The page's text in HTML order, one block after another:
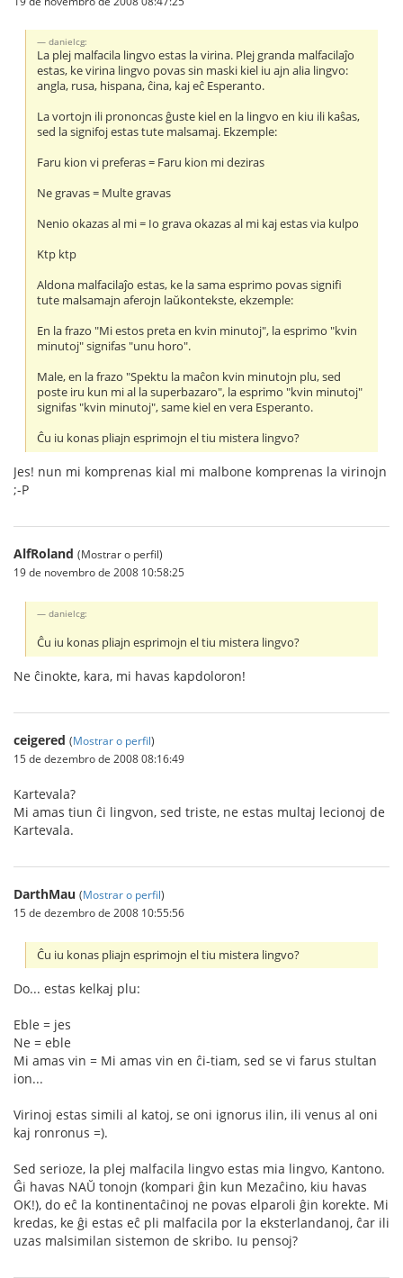
danielcg:
La plej malfacila lingvo estas la virina. Plej granda malfacilaĵo
estas, ke virina lingvo povas sin maski kiel iu ajn alia lingvo:
angla, rusa, hispana, ĉina, kaj eĉ Esperanto.
La vortojn ili prononcas ĝuste kiel en la lingvo en kiu ili kaŝas,
sed la signifoj estas tute malsamaj. Ekzemple:
Faru kion vi preferas = Faru kion mi deziras
Ne gravas = Multe gravas
Nenio okazas al mi = Io grava okazas al mi kaj estas via kulpo
Ktp ktp
Aldona malfacilaĵo estas, ke la sama esprimo povas signifi
tute malsamajn aferojn laŭkontekste, ekzemple:
En la frazo "Mi estos preta en kvin minutoj", la esprimo "kvin
minutoj" signifas "unu horo".
Male, en la frazo "Spektu la maĉon kvin minutojn plu, sed
poste iru kun mi al la superbazaro", la esprimo "kvin minutoj"
signifas "kvin minutoj", same kiel en vera Esperanto.
Ĉu iu konas pliajn esprimojn el tiu mistera lingvo?
Jes! nun mi komprenas kial mi malbone komprenas la virinojn
;-P
AlfRoland (Mostrar o perfil)
19 de novembro de 2008 10:58:25
danielcg:
Ĉu iu konas pliajn esprimojn el tiu mistera lingvo?
Ne ĉinokte, kara, mi havas kapdoloron!
ceigered (Mostrar o perfil)
15 de dezembro de 2008 08:16:49
Kartevala?
Mi amas tiun ĉi lingvon, sed triste, ne estas multaj lecionoj de
Kartevala.
DarthMau (Mostrar o perfil)
15 de dezembro de 2008 10:55:56
Ĉu iu konas pliajn esprimojn el tiu mistera lingvo?
Do... estas kelkaj plu:
Eble = jes
Ne = eble
Mi amas vin = Mi amas vin en ĉi-tiam, sed se vi farus stultan
ion...
Virinoj estas simili al katoj, se oni ignorus ilin, ili venus al oni
kaj ronronus =).
Sed serioze, la plej malfacila lingvo estas mia lingvo, Kantono.
Ĝi havas NAŬ tonojn (kompari ĝin kun Mezaĉino, kiu havas
OK!), do eĉ la kontinentaĉinoj ne povas elparoli ĝin korekte. Mi
kredas, ke ĝi estas eĉ pli malfacila por la eksterlandanoj, ĉar ili
uzas malsimilan sistemon de skribo. Iu pensoj?